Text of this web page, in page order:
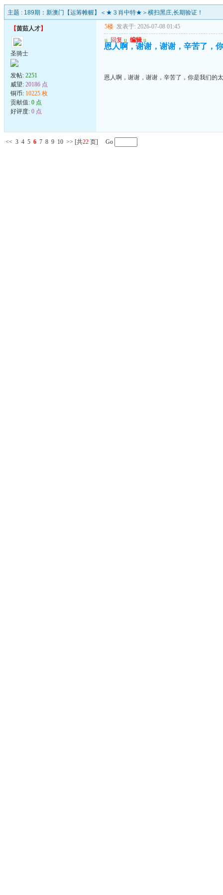
主题 : 189期：新澳门【运筹帷幄】＜★３肖中特★＞横扫黑庄,长期验证！
【茵茹人才】
圣骑士
发帖: 2251
威望: 20186 点
铜币: 10225 枚
贡献值: 0 点
好评度: 0 点
5楼 发表于: 2026-07-08 01:45
u 回复 u 编辑 u
恩人啊，谢谢，谢谢，辛苦了，
恩人啊，谢谢，谢谢，辛苦了，你是我们的
<< 3 4 5 6 7 8 9 10 >> [共22 页] Go